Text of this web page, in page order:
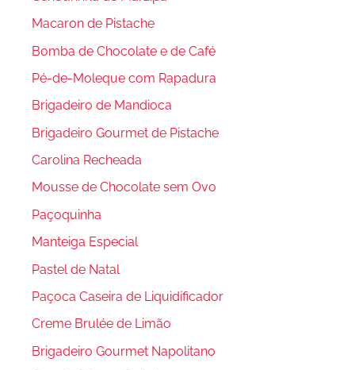
Macaron de Pistache
Bomba de Chocolate e de Café
Pé-de-Moleque com Rapadura
Brigadeiro de Mandioca
Brigadeiro Gourmet de Pistache
Carolina Recheada
Mousse de Chocolate sem Ovo
Paçoquinha
Manteiga Especial
Pastel de Natal
Paçoca Caseira de Liquidificador
Creme Brulée de Limão
Brigadeiro Gourmet Napolitano